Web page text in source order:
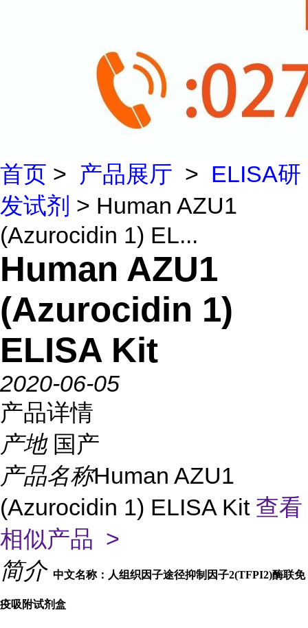
首页 > 产品展厅 > ELISA研
发试剂 > Human AZU1
(Azurocidin 1) EL...
Human AZU1
(Azurocidin 1)
ELISA Kit
2020-06-05
产品详情
产地 国产
产品名称Human AZU1
(Azurocidin 1) ELISA Kit 查看
相似产品 >
简介 中文名称：人组织因子途径抑制因子2(TFPI2)酶联免
疫吸附试剂盒